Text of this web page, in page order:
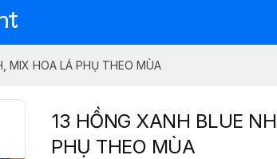
MIX HOA LÁ PHỤ THEO MÙA
13 HỒNG XANH BLUE
PHỤ THEO MÙA